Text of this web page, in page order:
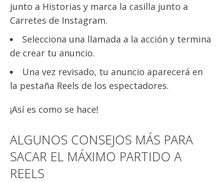
junto a Historias y marca la casilla junto a
Carretes de Instagram.
Selecciona una llamada a la acción y termina
de crear tu anuncio.
Una vez revisado, tu anuncio aparecerá en
la pestaña Reels de los espectadores.
¡Así es como se hace!
ALGUNOS CONSEJOS MÁS PARA
SACAR EL MÁXIMO PARTIDO A
REELS